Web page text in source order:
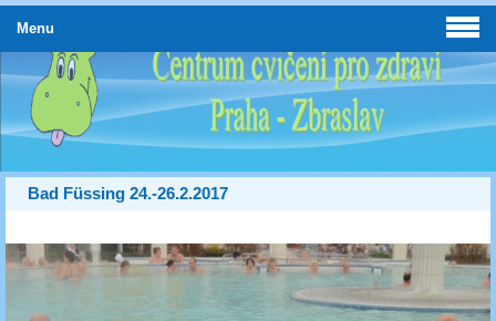
Bad Füssing 24.-26.2.2017
Menu